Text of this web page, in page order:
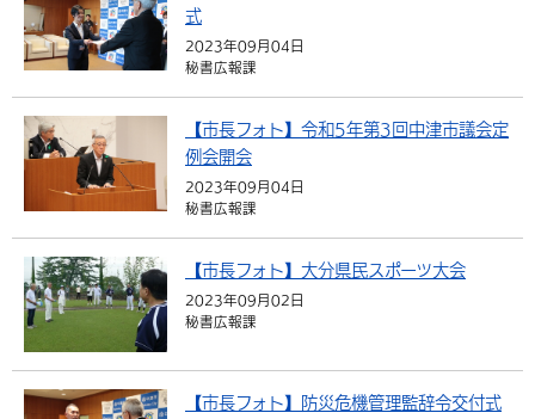
式
2023年09月04日
秘書広報課
【市長フォト】令和5年第3回中津市議会定
例会開会
2023年09月04日
秘書広報課
【市長フォト】大分県民スポーツ大会
2023年09月02日
秘書広報課
【市長フォト】防災危機管理監辞令交付式